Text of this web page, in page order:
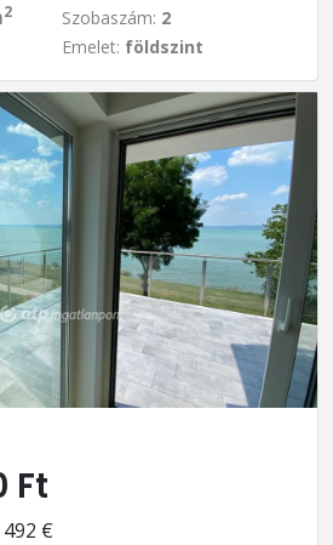
2 Szobaszám: 2
Emelet: földszint
Ft
€